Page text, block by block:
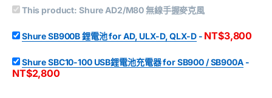
This product: Shure AD2/M80 無線手握麥克風
Shure SB900B 鋰電池 for AD, ULX-D, QLX-D- NT$3,800
Shure SBC10-100 USB鋰電池充電器 for SB900 / SB900A-
NT$2,800